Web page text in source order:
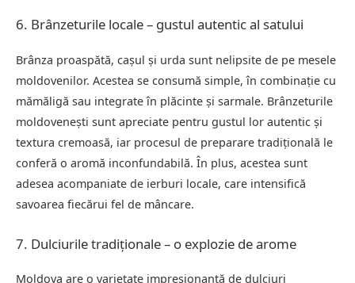
6. Brânzeturile locale – gustul autentic al satului
Brânza proaspătă, cașul și urda sunt nelipsite de pe mesele
moldovenilor. Acestea se consumă simple, în combinație cu
mămăligă sau integrate în plăcinte și sarmale. Brânzeturile
moldovenești sunt apreciate pentru gustul lor autentic și
textura cremoasă, iar procesul de preparare tradițională le
conferă o aromă inconfundabilă. În plus, acestea sunt
adesea acompaniate de ierburi locale, care intensifică
savoarea fiecărui fel de mâncare.
7. Dulciurile tradiționale – o explozie de arome
Moldova are o varietate impresionantă de dulciuri